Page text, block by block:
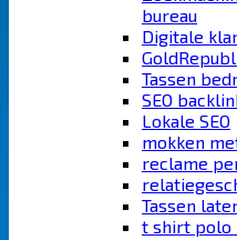
bureau
Digitale
Tassen
SEO
Lokale SEO
mokken
reclame
Tassen
t shirt polo